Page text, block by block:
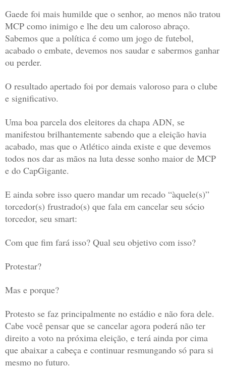
Gaede foi mais humilde que o senhor, ao menos não tratou
MCP como inimigo e lhe deu um caloroso abraço.
Sabemos que a política é como um jogo de futebol,
acabado o embate, devemos nos saudar e sabermos ganhar
ou perder.
O resultado apertado foi por demais valoroso para o clube
e significativo.
Uma boa parcela dos eleitores da chapa ADN, se
manifestou brilhantemente sabendo que a eleição havia
acabado, mas que o Atlético ainda existe e que devemos
todos nos dar as mãos na luta desse sonho maior de MCP
e do CapGigante.
E ainda sobre isso quero mandar um recado “àquele(s)”
torcedor(s) frustrado(s) que fala em cancelar seu sócio
torcedor, seu smart:
Com que fim fará isso? Qual seu objetivo com isso?
Protestar?
Mas e porque?
Protesto se faz principalmente no estádio e não fora dele.
Cabe você pensar que se cancelar agora poderá não ter
direito a voto na próxima eleição, e terá ainda por cima
que abaixar a cabeça e continuar resmungando só para si
mesmo no futuro.